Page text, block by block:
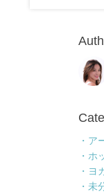
ア
ホ
ヨ
未